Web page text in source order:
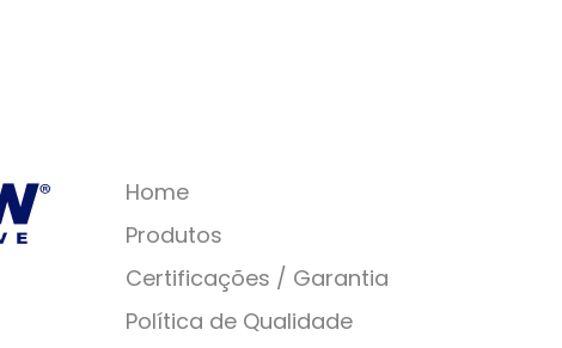
Home
Produtos
Certificações / Garantia
Política de Qualidade